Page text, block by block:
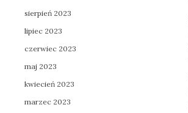
sierpień 2023
lipiec 2023
czerwiec 2023
maj 2023
kwiecień 2023
marzec 2023